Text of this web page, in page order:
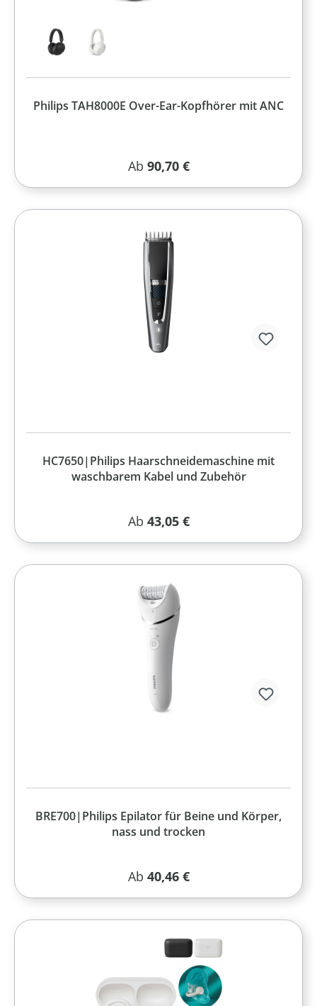
Philips TAH8000E Over-Ear-Kopfhörer mit ANC
Regulärer Preis:
Ab 90,70 €
HC7650|Philips Haarschneidemaschine mit
waschbarem Kabel und Zubehör
Regulärer Preis:
Ab 43,05 €
BRE700|Philips Epilator für Beine und Körper,
nass und trocken
Regulärer Preis:
Ab 40,46 €